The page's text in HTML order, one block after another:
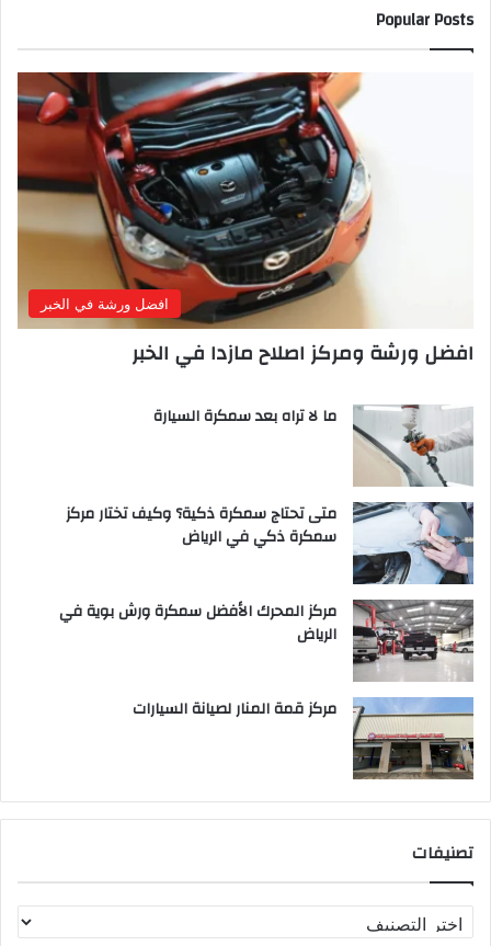
Popular Posts
افضل ورشة في الخبر
افضل ورشة ومركز اصلاح مازدا في الخبر
ما لا تراه بعد سمكرة السيارة
متى تحتاج سمكرة ذكية؟ وكيف تختار مركز
سمكرة ذكي في الرياض
مركز المحرك الأفضل سمكرة ورش بوية في
الرياض
مركز قمة المنار لصيانة السيارات
تصنيفات
ص